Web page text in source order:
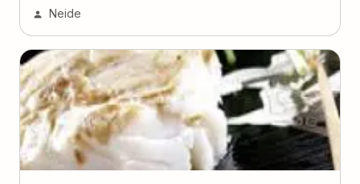
Teppan Yaki de Bacalhau com Legumes
(0votos)